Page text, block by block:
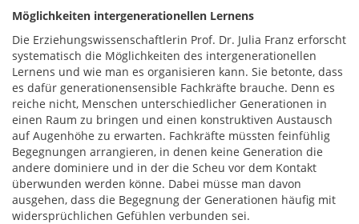
Möglichkeiten intergenerationellen Lernens
Die Erziehungswissenschaftlerin Prof. Dr. Julia Franz erforscht
systematisch die Möglichkeiten des intergenerationellen
Lernens und wie man es organisieren kann. Sie betonte, dass
es dafür generationensensible Fachkräfte brauche. Denn es
reiche nicht, Menschen unterschiedlicher Generationen in
einen Raum zu bringen und einen konstruktiven Austausch
auf Augenhöhe zu erwarten. Fachkräfte müssten feinfühlig
Begegnungen arrangieren, in denen keine Generation die
andere dominiere und in der die Scheu vor dem Kontakt
überwunden werden könne. Dabei müsse man davon
ausgehen, dass die Begegnung der Generationen häufig mit
widersprüchlichen Gefühlen verbunden sei.